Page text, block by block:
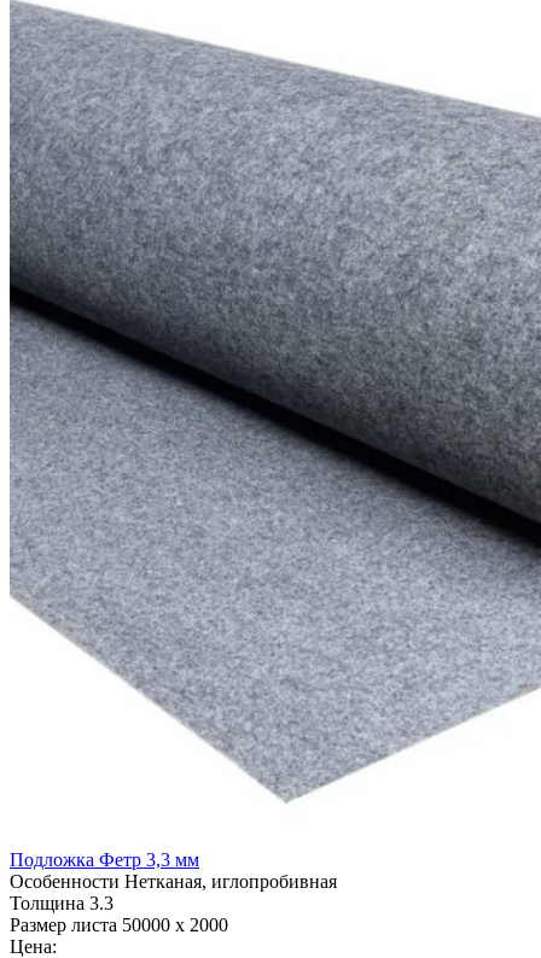
Подложка Фетр 3,3 мм
Особенности Нетканая, иглопробивная
Толщина 3.3
Размер листа 50000 х 2000
Цена: